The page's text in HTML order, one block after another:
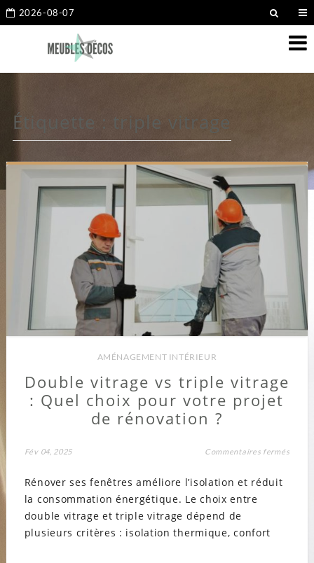
2026-08-07
Étiquette : triple vitrage
AMÉNAGEMENT INTÉRIEUR
Double vitrage vs triple vitrage
: Quel choix pour votre projet
de rénovation ?
Fév 04, 2025 Commentaires ferméssur
Rénover ses fenêtres améliore l’isolation et réduit
la consommation énergétique. Le choix entre
double vitrage et triple vitrage dépend de
plusieurs critères : isolation thermique, confort